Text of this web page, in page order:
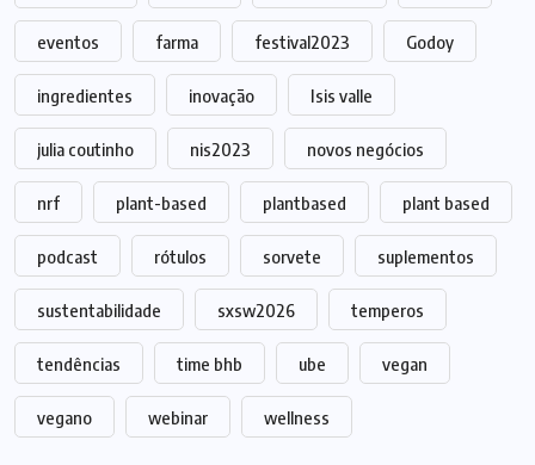
eventos farma festival2023 Godoy
ingredientes inovação Isis valle
julia coutinho nis2023 novos negócios
nrf plant-based plantbased plant based
podcast rótulos sorvete suplementos
sustentabilidade sxsw2026 temperos
tendências time bhb ube vegan
vegano webinar wellness